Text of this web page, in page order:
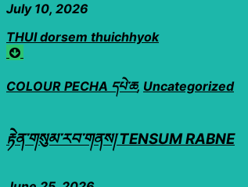
July 10, 2026
THUI dorsem thuichhyok
COLOUR PECHA དཔེ་ཆ, Uncategorized
རྟེན་གསུམ་རབ་གནས། TENSUM RABNE